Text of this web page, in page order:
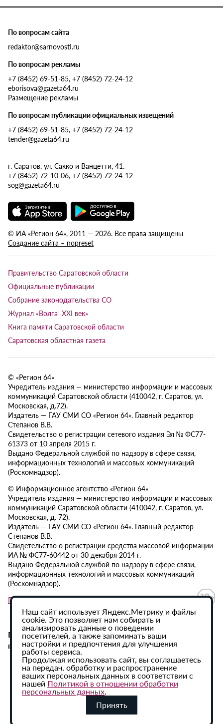
По вопросам сайта
redaktor@sarnovosti.ru
По вопросам рекламы
+7 (8452) 69-51-85, +7 (8452) 72-24-12
eborisova@gazeta64.ru
Размещение рекламы
По вопросам публикации официальных извещений
+7 (8452) 69-51-85, +7 (8452) 72-24-12
tender@gazeta64.ru
г. Саратов, ул. Сакко и Ванцетти, 41.
+7 (8452) 72-10-06, +7 (8452) 72-24-12
sog@gazeta64.ru
© ИА «Регион 64», 2011 — 2026. Все права защищены
Создание сайта – nopreset
Правительство Саратовской области
Официальные публикации
Собрание законодательства СО
Журнал «Волга XXI век»
Книга памяти Саратовской области
Саратовская областная газета
© «Регион 64»
Учредитель издания — министерство информации и массовых
коммуникаций Саратовской области (410042, г. Саратов, ул.
Московская, д.72).
Издатель — ГАУ СМИ СО «Регион 64». Главный редактор
Степанов В.В.
Свидетельство о регистрации сетевого издания Эл № ФС77-
61373 от 10 апреля 2015 г.
Выдано Федеральной службой по надзору в сфере связи,
информационных технологий и массовых коммуникаций
(Роскомнадзор).
© Информационное агентство «Регион 64»
Учредитель издания — министерство информации и массовых
коммуникаций Саратовской области (410042, г. Саратов, ул.
Московская, д. 72).
Издатель — ГАУ СМИ СО «Регион 64». Главный редактор
Степанов В.В.
Свидетельство о регистрации средства массовой информации
ИА № ФС77-60442 от 30 декабря 2014 г.
Выдано Федеральной службой по надзору в сфере связи,
информационных технологий и массовых коммуникаций
(Роскомнадзор).
Политика в отношении обработки персональных данных
При использовании материалов сайта активная
гиперссылка на ИА «Регион 64» обязательна.
Наш сайт использует Яндекс.Метрику и файлы
cookie. Это позволяет нам собирать и
анализировать данные о поведении
посетителей, а также запоминать ваши
настройки и предпочтения для улучшения
работы сервиса.
Продолжая использовать сайт, вы соглашаетесь
на передач, обработку и распространение
ваших персональных данных в соответствии с
нашей Политикой в отношении обработки
персональных данных.
Принять